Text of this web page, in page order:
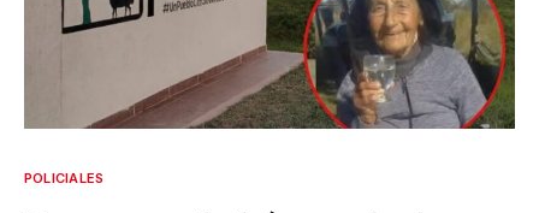
POLICIALES